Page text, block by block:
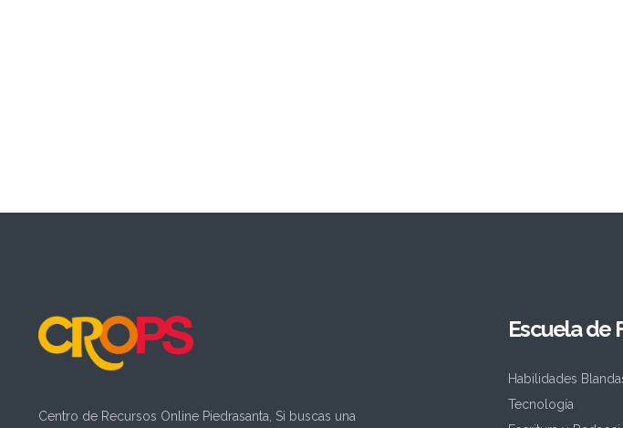
Centro de Recursos Online Piedrasanta, Si buscas una
Escuela de
Habilidades
Tecnología